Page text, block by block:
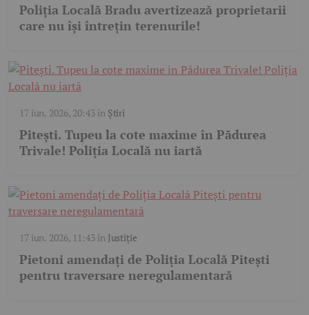
Poliția Locală Bradu avertizează proprietarii
care nu își întrețin terenurile!
17 iun. 2026, 20:43în Știri
Pitești. Tupeu la cote maxime în Pădurea
Trivale! Poliția Locală nu iartă
17 iun. 2026, 11:43în Justiție
Pietoni amendați de Poliția Locală Pitești
pentru traversare neregulamentară